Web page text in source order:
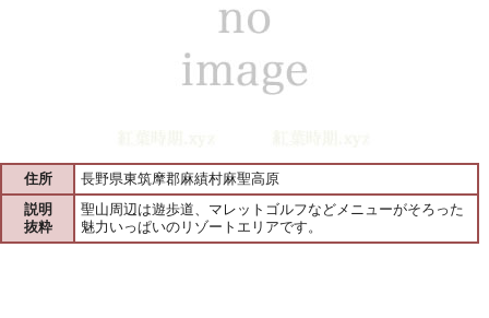
住所
長野県東筑摩郡麻績村麻聖高原
説明
抜粋
聖山周辺は遊歩道、マレットゴルフなどメニューがそろった
魅力いっぱいのリゾートエリアです。